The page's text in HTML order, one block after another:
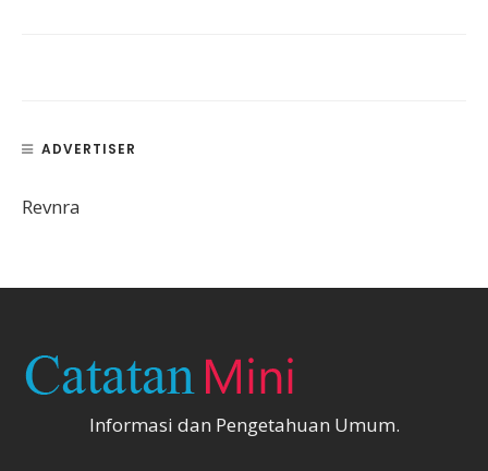
ADVERTISER
Revnra
Informasi dan Pengetahuan Umum.